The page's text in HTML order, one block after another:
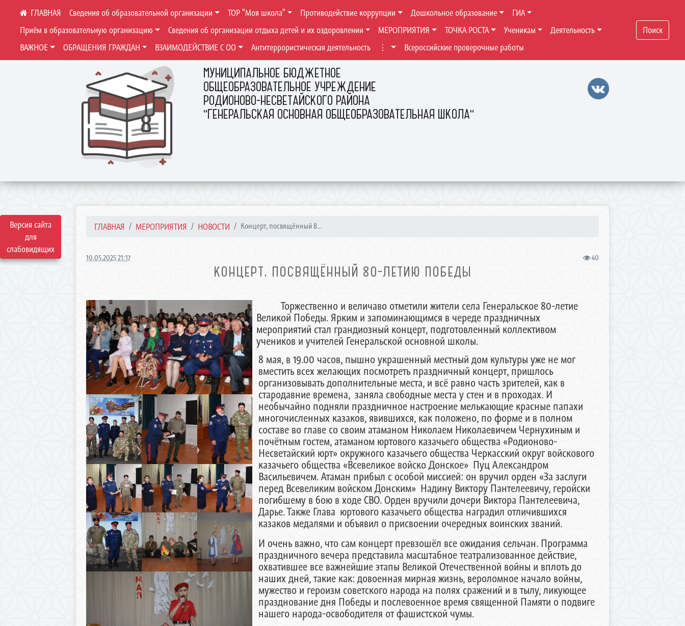
Версия сайта
для
слабовидящих
МУНИЦИПАЛЬНОЕ БЮДЖЕТНОЕ
ОБЩЕОБРАЗОВАТЕЛЬНОЕ УЧРЕЖДЕНИЕ
РОДИОНОВО-НЕСВЕТАЙСКОГО РАЙОНА
"ГЕНЕРАЛЬСКАЯ ОСНОВНАЯ ОБЩЕОБРАЗОВАТЕЛЬНАЯ ШКОЛА"
Сведения об образовательной организации ТОР "Моя школа" Противодействие коррупции Дошкольное образование
ГИА
Приём в образовательную организацию
Сведения об организации отдыха детей и их оздоровлении МЕРОПРИЯТИЯ ТОЧКА РОСТА Ученикам
Деятельность
ВАЖНОЕ
ОБРАЩЕНИЯ ГРАЖДАН ВЗАИМОДЕЙСТВИЕ С ОО Антитеррористическая деятельность ⋮ Всероссийские проверочные работы
Поиск
ГЛАВНАЯ МЕРОПРИЯТИЯ НОВОСТИ Концерт, посвящённый 8...
10.05.2025 21:17 40
КОНЦЕРТ, ПОСВЯЩЁННЫЙ 80-ЛЕТИЮ ПОБЕДЫ
Торжественно и величаво отметили жители села Генеральское 80-летие
Великой Победы. Ярким и запоминающимся в череде праздничных
мероприятий стал грандиозный концерт, подготовленный коллективом
учеников и учителей Генеральской основной школы.
8 мая, в 19.00 часов, пышно украшенный местный дом культуры уже не мог
вместить всех желающих посмотреть праздничный концерт, пришлось
организовывать дополнительные места, и всё равно часть зрителей, как в
стародавние времена, заняла свободные места у стен и в проходах. И
необычайно подняли праздничное настроение мелькающие красные папахи
многочисленных казаков, явившихся, как положено, по форме и в полном
составе во главе со своим атаманом Николаем Николаевичем Чернухиным и
почётным гостем, атаманом юртового казачьего общества «Родионово-
Несветайский юрт» окружного казачьего общества Черкасский округ войскового
казачьего общества «Всевеликое войско Донское» Пуц Александром
Васильевичем. Атаман прибыл с особой миссией: он вручил орден «За заслуги
перед Всевеликим войском Донским» Надину Виктору Пантелеевичу, геройски
погибшему в бою в ходе СВО. Орден вручили дочери Виктора Пантелеевича,
Дарье. Также Глава юртового казачьего общества наградил отличившихся
казаков медалями и объявил о присвоении очередных воинских званий.
И очень важно, что сам концерт превзошёл все ожидания сельчан. Программа
праздничного вечера представила масштабное театрализованное действие,
охватившее все важнейшие этапы Великой Отечественной войны и вплоть до
наших дней, такие как: довоенная мирная жизнь, вероломное начало войны,
мужество и героизм советского народа на полях сражений и в тылу, ликующее
празднование дня Победы и послевоенное время священной Памяти о подвиге
нашего народа-освободителя от фашистской чумы.